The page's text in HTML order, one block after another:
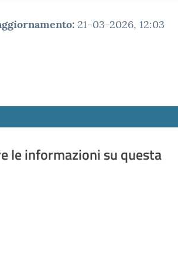
: 21-03-2026, 12:03
le informazioni su questa